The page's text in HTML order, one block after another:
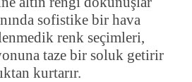
sofistike bir hava
renk seçimleri,
taze bir soluk getirir
kurtarır.